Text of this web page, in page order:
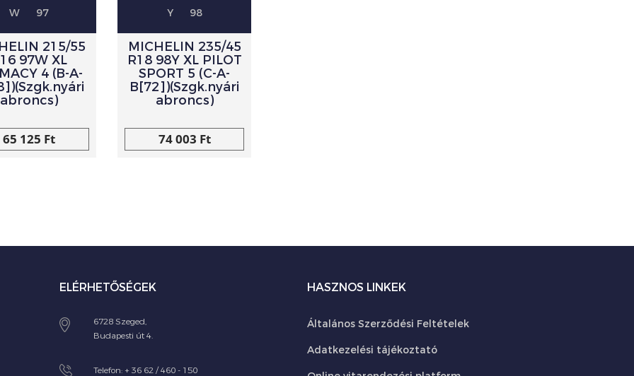
W 97
215/55
97W XL
4 (B-A-
abroncs)
65 125 Ft
Y 98
MICHELIN 235/45
R18 98Y XL PILOT
SPORT 5 (C-A-
B[72])(Szgk.nyári
abroncs)
74 003 Ft
ELÉRHETŐSÉGEK
6728 Szeged,
Budapesti út 4.
Telefon: + 36 62 / 460 - 150
HASZNOS LINKEK
Általános Szerződési Feltételek
Adatkezelési tájékoztató